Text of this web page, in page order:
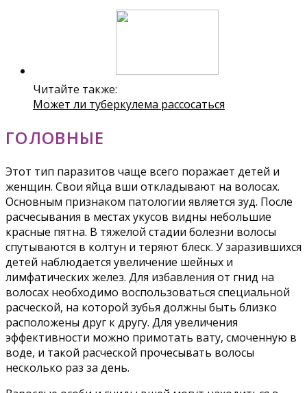
Читайте также:
Может ли туберкулема рассосаться
ГОЛОВНЫЕ
Этот тип паразитов чаще всего поражает детей и
женщин. Свои яйца вши откладывают на волосах.
Основным признаком патологии является зуд. После
расчесывания в местах укусов видны небольшие
красные пятна. В тяжелой стадии болезни волосы
спутываются в колтун и теряют блеск. У заразившихся
детей наблюдается увеличение шейных и
лимфатических желез. Для избавления от гнид на
волосах необходимо воспользоваться специальной
расческой, на которой зубья должны быть близко
расположены друг к другу. Для увеличения
эффективности можно примотать вату, смоченную в
воде, и такой расческой прочесывать волосы
несколько раз за день.